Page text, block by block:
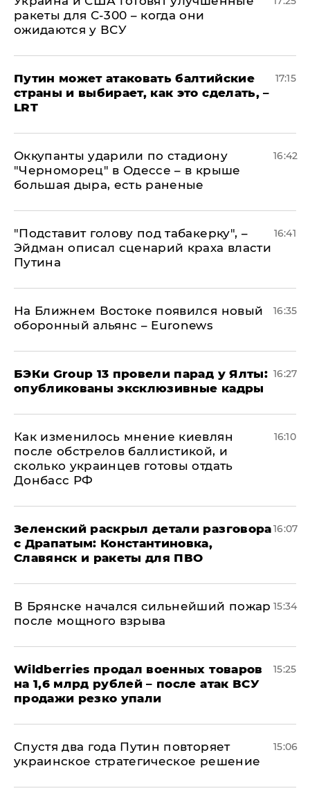
ракеты для С-300 – когда они
ожидаются у ВСУ
Путин может атаковать балтийские
страны и выбирает, как это сделать, –
LRT
17:15
Оккупанты ударили по стадиону
"Черноморец" в Одессе – в крыше
большая дыра, есть раненые
16:42
​"Подставит голову под табакерку", –
Эйдман описал сценарий краха власти
Путина
16:41
На Ближнем Востоке появился новый
оборонный альянс – Euronews
16:35
​БЭКи Group 13 провели парад у Ялты:
опубликованы эксклюзивные кадры
16:27
Как изменилось мнение киевлян
после обстрелов баллистикой, и
сколько украинцев готовы отдать
Донбасс РФ
16:10
​Зеленский раскрыл детали разговора
с Драпатым: Константиновка,
Славянск и ракеты для ПВО
16:07
В Брянске начался сильнейший пожар
после мощного взрыва
15:34
​Wildberries продал военных товаров
на 1,6 млрд рублей – после атак ВСУ
продажи резко упали
15:25
Спустя два года Путин повторяет
украинское стратегическое решение
15:06